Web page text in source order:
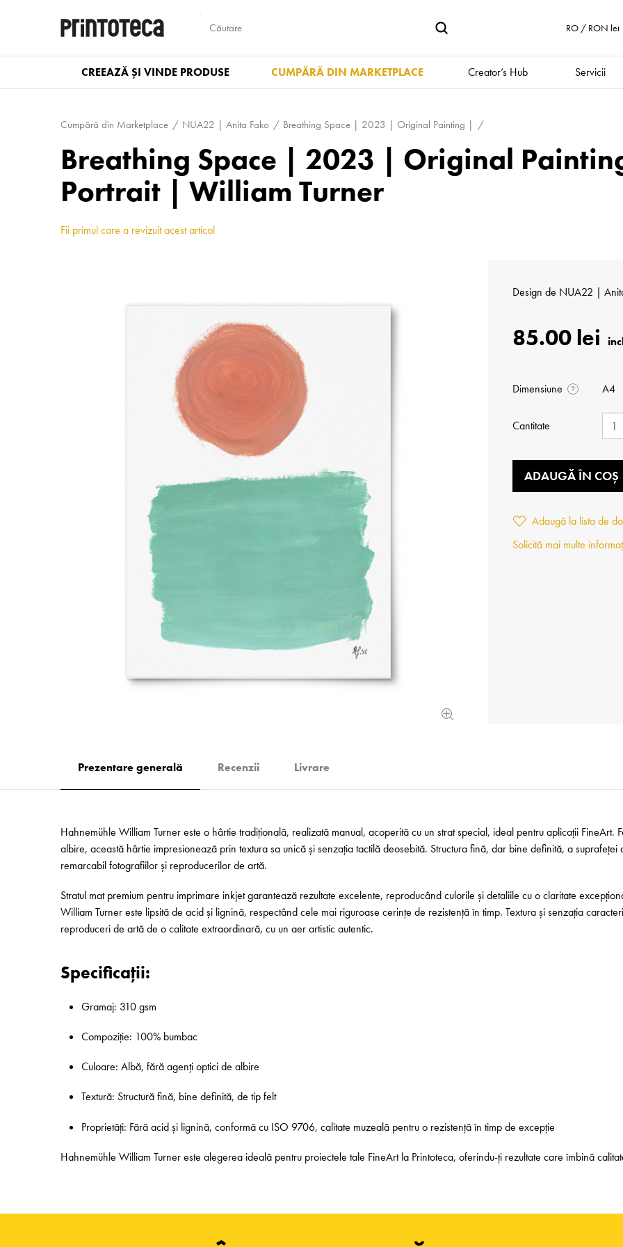
RO / RON lei
CREEAZĂ ȘI VINDE PRODUSE CUMPĂRĂ DIN MARKETPLACE Creator’s Hub Servicii
Cumpără din Marketplace NUA22 | Anita Fako Breathing Space | 2023 | Original Painting |
Breathing Space | 2023 | Original
Portrait | William Turner
Fii primul care a revizuit acest articol
Design de NUA22 |
85.00 lei
Dimensiune ? A4
Cantitate
ADAUGĂ ÎN COȘ
Adaugă la lista de
Solicită mai multe
Prezentare generală Recenzii Livrare
Hahnemühle William Turner este o hârtie tradițională, realizată manual, acoperită cu un strat special, ideal pentru aplicații
albire, această hârtie impresionează prin textura sa unică și senzația tactilă deosebită. Structura fină, dar bine definită, a
remarcabil fotografiilor și reproducerilor de artă.
Stratul mat premium pentru imprimare inkjet garantează rezultate excelente, reproducând culorile și detaliile cu o claritate
William Turner este lipsită de acid și lignină, respectând cele mai riguroase cerințe de rezistență în timp. Textura și senzația
reproduceri de artă de o calitate extraordinară, cu un aer artistic autentic.
Specificații:
Gramaj: 310 gsm
Compoziție: 100% bumbac
Culoare: Albă, fără agenți optici de albire
Textură: Structură fină, bine definită, de tip felt
Proprietăți: Fără acid și lignină, conformă cu ISO 9706, calitate muzeală pentru o rezistență în timp de excepție
Hahnemühle William Turner este alegerea ideală pentru proiectele tale FineArt la Printoteca, oferindu-ți rezultate care îmbină